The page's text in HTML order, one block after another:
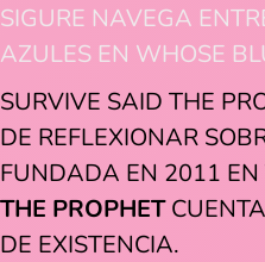
SIGURE NAVEGA
AZULES EN WHOSE
SURVIVE SAID THE
DE REFLEXIONAR
FUNDADA EN 2011 EN
THE PROPHET
DE EXISTENCIA.